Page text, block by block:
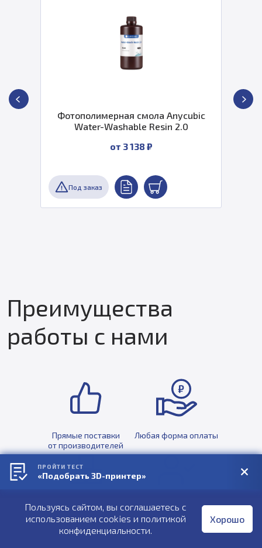
Фотополимерная смола Anycubic
Water-Washable Resin 2.0
от 3 138 ₽
Под заказ
Преимущества
работы с нами
Прямые поставки
от производителей
Любая форма оплаты
Собственный склад
оборудования
Квалифицированные
специалисты
Пользуясь сайтом, вы соглашаетесь с
использованием cookies и политикой
конфиденциальности.
Хорошо
ПРОЙТИ ТЕСТ
«Подобрать 3D-принтер»